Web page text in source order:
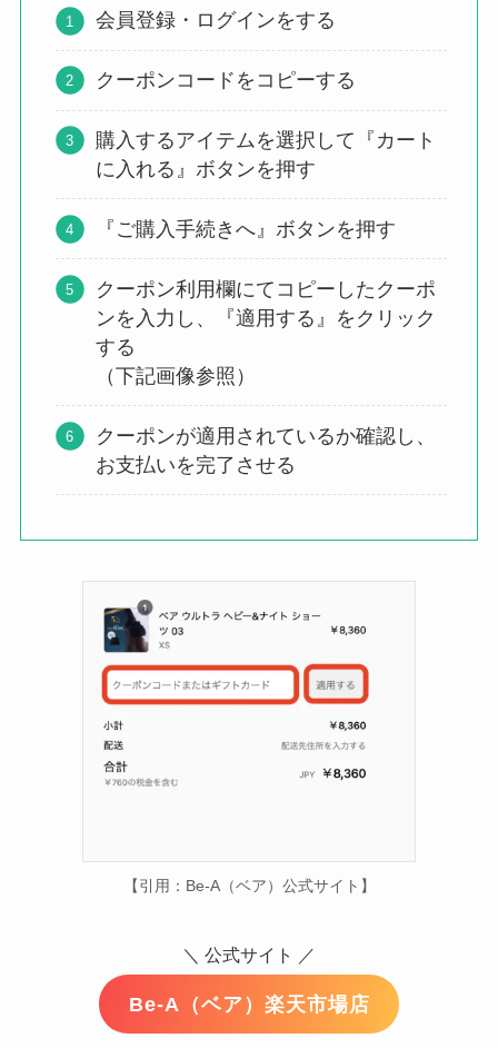
会員登録・ログインをする
クーポンコードをコピーする
購入するアイテムを選択して『カート
に入れる』ボタンを押す
『ご購入手続きへ』ボタンを押す
クーポン利用欄にてコピーしたクーポ
ンを入力し、『適用する』をクリック
する
（下記画像参照）
クーポンが適用されているか確認し、
お支払いを完了させる
【引用：Be-A（ベア）公式サイト】
＼ 公式サイト ／
Be-A（ベア）楽天市場店